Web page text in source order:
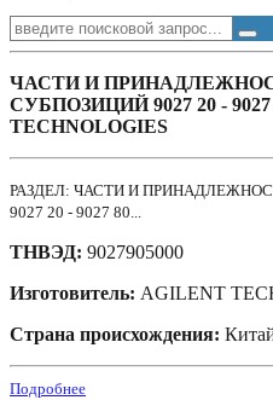
ЧАСТИ И
СУБПОЗИЦИЙ 9027 20 - 9027
TECHNOLOGIES
РАЗДЕЛ: ЧАСТИ И
9027 20 - 9027 80...
ТНВЭД: 9027905000
Изготовитель: AGILENT
Страна происхождения:
Подробнее